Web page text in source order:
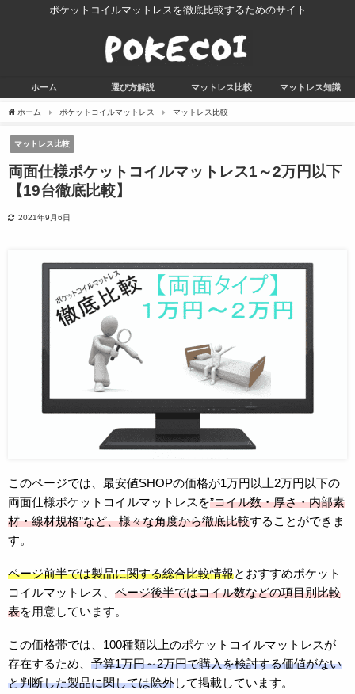
ポケットコイルマットレスを徹底比較するためのサイト
ホーム 選び方解説 マットレス比較 マットレス知識
ホーム ポケットコイルマットレス マットレス比較
マットレス比較
両面仕様ポケットコイルマットレス1～2万円以下
【19台徹底比較】
2021年9月6日
このページでは、最安値SHOPの価格が1万円以上2万円以下の
両面仕様ポケットコイルマットレスを”コイル数・厚さ・内部素
材・線材規格”など、様々な角度から徹底比較することができま
す。
ページ前半では製品に関する総合比較情報 とおすすめポケット
コイルマットレス、 ページ後半ではコイル数などの項目別比較
表を用意しています。
この価格帯では、100種類以上のポケットコイルマットレスが
存在するため、 予算1万円～2万円で購入を検討する価値がない
と判断した製品に関しては除外 して掲載しています。